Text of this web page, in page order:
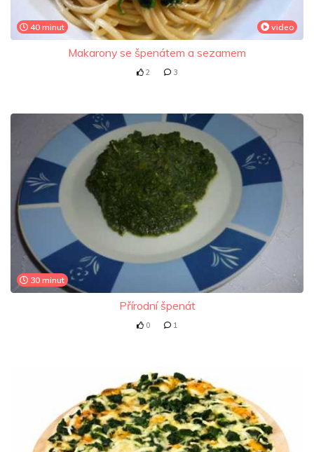
40 minut video
Makarony se špenátem a sezamem
2 3
30 minut
Přírodní špenát
0 1